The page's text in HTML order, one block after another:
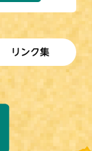
リンク集